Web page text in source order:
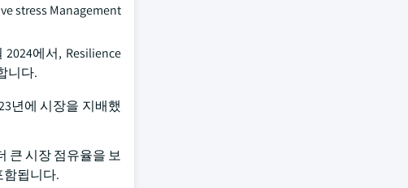
stress Management
에서, Resilience
니다.
년에 시장을 지배했
큰 시장 점유율을 보
함됩니다.